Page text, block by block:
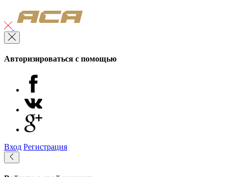
Авторизироваться с помощью
Вход Регистрация